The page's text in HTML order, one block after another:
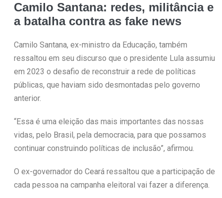
Camilo Santana: redes, militância e
a batalha contra as fake news
Camilo Santana, ex-ministro da Educação, também
ressaltou em seu discurso que o presidente Lula assumiu
em 2023 o desafio de reconstruir a rede de políticas
públicas, que haviam sido desmontadas pelo governo
anterior.
“Essa é uma eleição das mais importantes das nossas
vidas, pelo Brasil, pela democracia, para que possamos
continuar construindo políticas de inclusão”, afirmou.
O ex-governador do Ceará ressaltou que a participação de
cada pessoa na campanha eleitoral vai fazer a diferença.